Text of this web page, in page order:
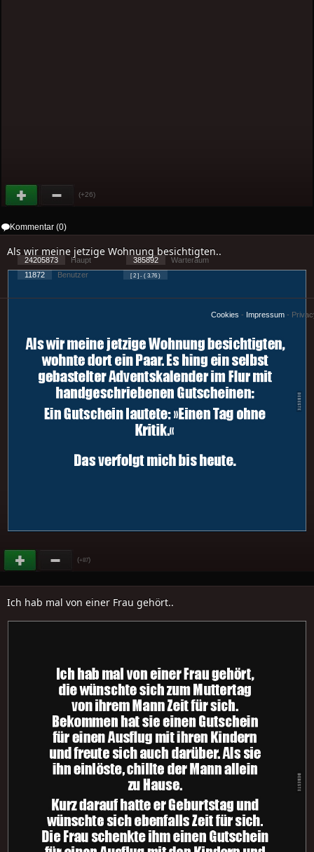
(+26)
Kommentar (0)
Als wir meine jetzige Wohnung besichtigten..
(+87)
Ich hab mal von einer Frau gehört..
24205873 Haupt 385892
Warteraum
11872
Benutzer [ 2 ] - ( 3.76 )
Cookies - Impressum -